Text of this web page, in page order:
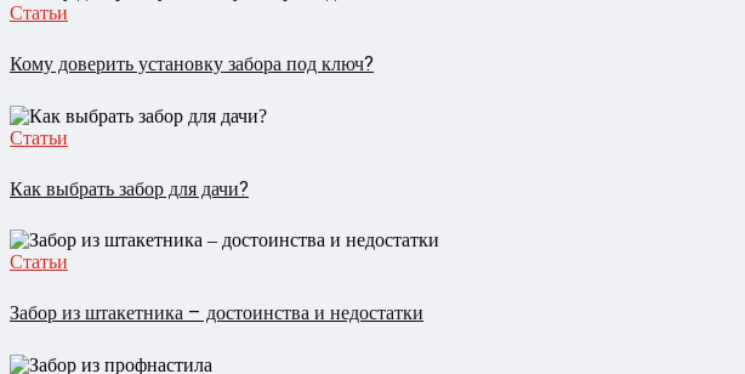
Статьи
Кому доверить установку забора под ключ?
Статьи
Как выбрать забор для дачи?
Статьи
Забор из штакетника – достоинства и недостатки